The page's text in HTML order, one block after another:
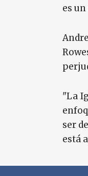
es
"La
ser
está